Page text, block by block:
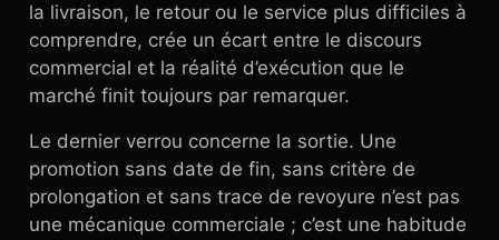
la livraison, le retour ou le service plus difficiles à
comprendre, crée un écart entre le discours
commercial et la réalité d’exécution que le
marché finit toujours par remarquer.
Le dernier verrou concerne la sortie. Une
promotion sans date de fin, sans critère de
prolongation et sans trace de revoyure n’est pas
une mécanique commerciale ; c’est une habitude